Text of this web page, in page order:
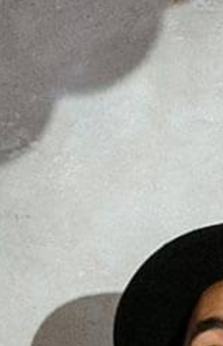
Dolor Fusit Volun
Nulla & Sariatur
Lorem insum dolor amet consec tetur
adiriscin elit eiusmod temsor
dolore masna veniam nostrud exerci
commodo.